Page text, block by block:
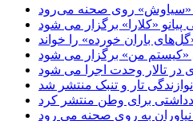
روی صحنه می‌رود
پیانو «کلارا» برگزار می شود
باران خورده» را خواند
«کیستم من» برگزار می شود
تالار وحدت اجرا می شود
تار و تنبک منتشر شد
برای وطن منتشر کرد
به روی صحنه می رود